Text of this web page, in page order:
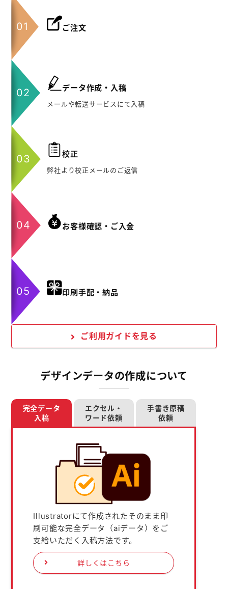
ご注文
データ作成・入稿
メールや転送サービスにて入稿
校正
弊社より校正メールのご返信
お客様確認・ご入金
印刷手配・納品
ご利用ガイドを見る
デザインデータの作成について
完全データ
入稿
エクセル・
ワード依頼
手書き原稿
依頼
Illustratorにて作成されたそのまま印
刷可能な完全データ（aiデータ）をご
支給いただく入稿方法です。
詳しくはこちら